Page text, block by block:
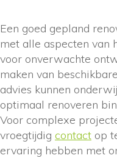
Een goed gepland
met alle aspecten van
voor onverwachte
maken van
advies kunnen
optimaal renoveren
Voor complexe
vroegtijdig contact op
ervaring hebben met